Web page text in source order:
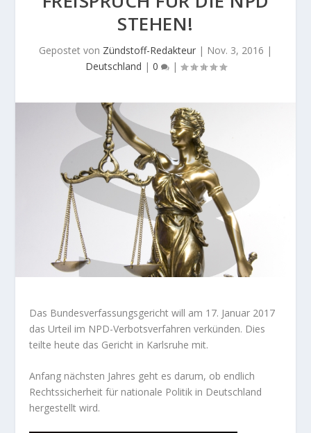
STEHEN!
Gepostet von Zündstoff-Redakteur | Nov. 3, 2016 |
Deutschland | 0 |
Das Bundesverfassungsgericht will am 17. Januar 2017
das Urteil im NPD-Verbotsverfahren verkünden. Dies
teilte heute das Gericht in Karlsruhe mit.
Anfang nächsten Jahres geht es darum, ob endlich
Rechtssicherheit für nationale Politik in Deutschland
hergestellt wird.